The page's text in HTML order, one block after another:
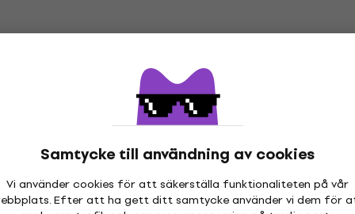
Samtycke till användning av cookies
Vi använder cookies för att säkerställa funktionaliteten på vår
Efter att ha gett ditt samtycke använder vi dem för
Vinyl LP-skivor Musikkepsar